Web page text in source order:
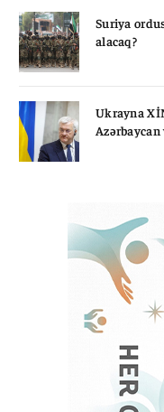
Suriya
alacaq?
Ukrayna
Azərbaycan